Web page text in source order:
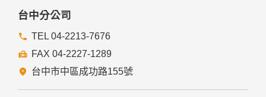
台中分公司
TEL 04-2213-7676
FAX 04-2227-1289
台中市中區成功路155號